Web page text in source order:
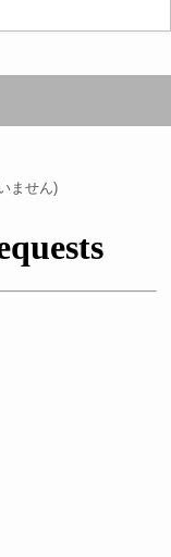
ません)